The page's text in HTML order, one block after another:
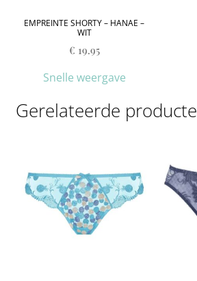
EMPREINTE SHORTY – HANAE –
WIT
€ 19.95
Snelle weergave
Gerelateerde